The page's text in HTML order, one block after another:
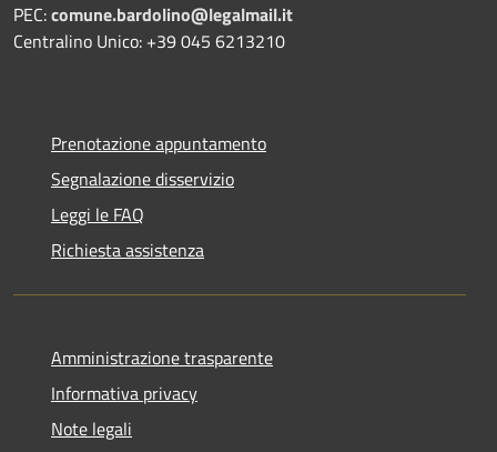
PEC:comune.bardolino@legalmail.it
Centralino Unico: +39 045 6213210
Prenotazione appuntamento
Segnalazione disservizio
Leggi le FAQ
Richiesta assistenza
Amministrazione trasparente
Informativa privacy
Note legali